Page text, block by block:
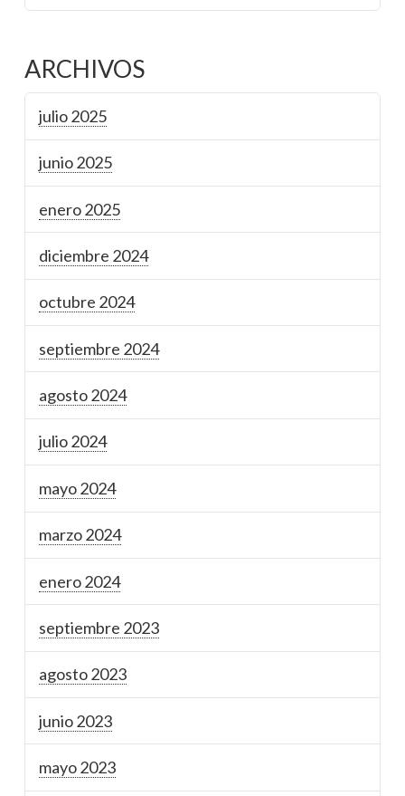
ARCHIVOS
julio 2025
junio 2025
enero 2025
diciembre 2024
octubre 2024
septiembre 2024
agosto 2024
julio 2024
mayo 2024
marzo 2024
enero 2024
septiembre 2023
agosto 2023
junio 2023
mayo 2023